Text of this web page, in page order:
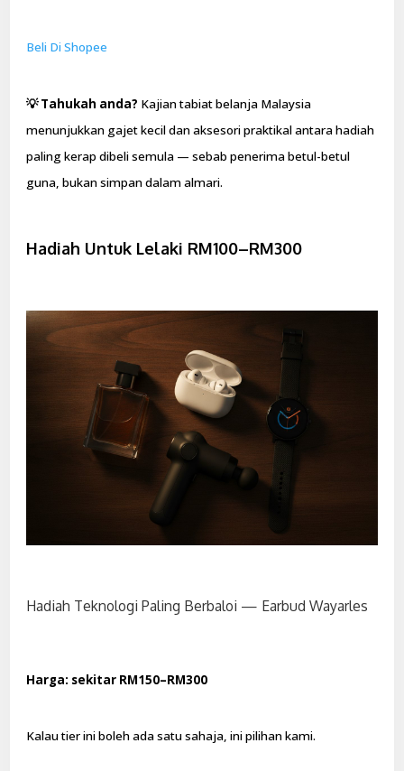
Beli Di Shopee
💡 Tahukah anda? Kajian tabiat belanja Malaysia
menunjukkan gajet kecil dan aksesori praktikal antara hadiah
paling kerap dibeli semula — sebab penerima betul-betul
guna, bukan simpan dalam almari.
Hadiah Untuk Lelaki RM100–RM300
Hadiah Teknologi Paling Berbaloi — Earbud Wayarles
Harga: sekitar RM150–RM300
Kalau tier ini boleh ada satu sahaja, ini pilihan kami.